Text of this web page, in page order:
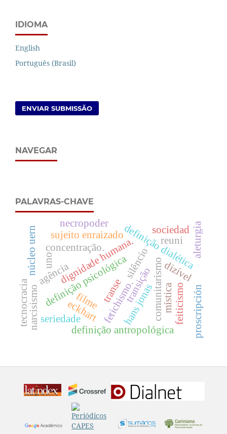
IDIOMA
English
Português (Brasil)
ENVIAR SUBMISSÃO
NAVEGAR
PALAVRAS-CHAVE
hans jonas
dignidade humana.
definição psicológica
definição dialética
definição antropológica
concentração.
transe
filme
sujeito enraizado
agência comunitarismo
fetichismo.
uno silêncio
mística
eckhart
dizível
transição
narcisismo seriedade
aleturgia
feiticismo
tecnocracia
sociedad
proscripción
reuni
núcleo uern
necropoder